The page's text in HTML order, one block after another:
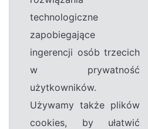
technologiczne
zapobiegające
ingerencji osób trzecich
w prywatność
użytkowników.
Używamy także plików
cookies, by ułatwić